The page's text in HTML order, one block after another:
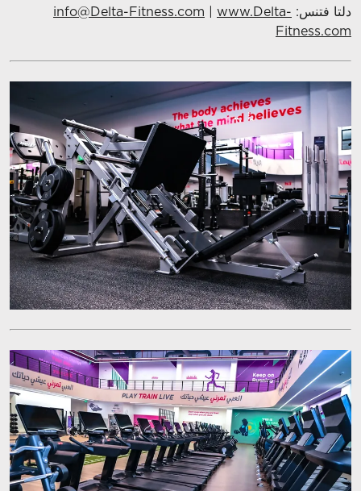
دلتا فتنس: info@Delta-Fitness.com
www.Delta-
Fitness.com